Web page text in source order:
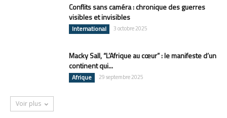
Conflits sans caméra : chronique des guerres
visibles et invisibles
International 3 octobre 2025
Macky Sall, “L’Afrique au cœur” : le manifeste d’un
continent qui...
Afrique 29 septembre 2025
Voir plus